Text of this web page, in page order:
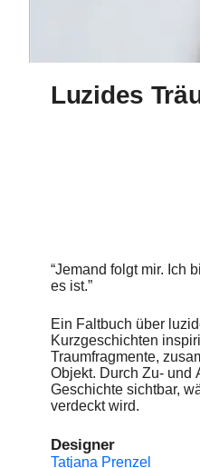
Luzides
“Jemand folgt mir. Ich
es ist.”
Ein Faltbuch über
Kurzgeschichten
Traumfragmente,
Objekt. Durch Zu- und
Geschichte sichtbar,
verdeckt wird.
Designer
Tatjana Prenzel